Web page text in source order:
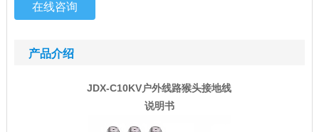
在线咨询
产品介绍
JDX-C10KV户外线路猴头接地线
说明书